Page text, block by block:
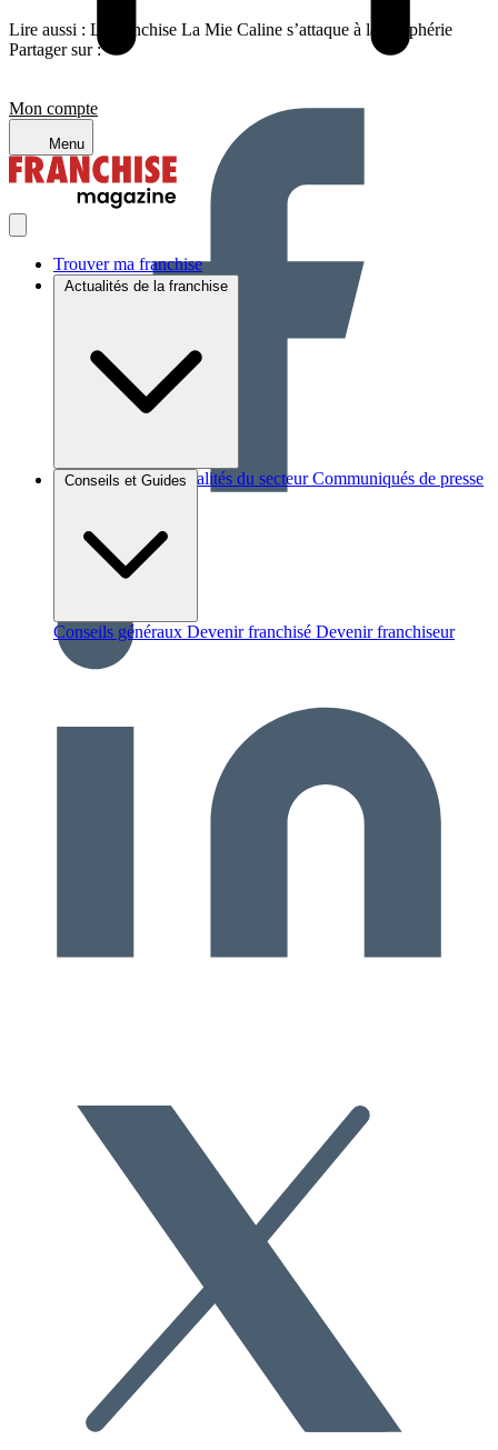
Mon compte
Menu
Trouver ma franchise
Actualités de la franchise
Brèves et actus Actualités du secteur Communiqués de presse
Conseils et Guides
Conseils généraux Devenir franchisé Devenir franchiseur
Lire aussi : La franchise La Mie Caline s’attaque à la périphérie
Partager sur :